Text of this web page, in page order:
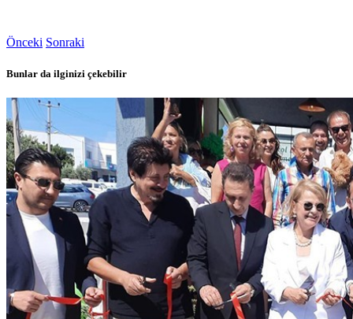
Önceki Sonraki
Bunlar da ilginizi çekebilir